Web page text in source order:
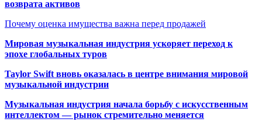
возврата активов
Почему оценка имущества важна перед продажей
Мировая музыкальная индустрия ускоряет переход к
эпохе глобальных туров
Taylor Swift вновь оказалась в центре внимания мировой
музыкальной индустрии
Музыкальная индустрия начала борьбу с искусственным
интеллектом — рынок стремительно меняется